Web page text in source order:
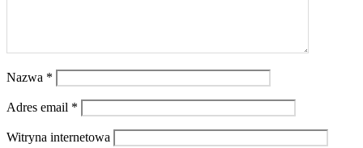
Nazwa *
Adres email *
Witryna internetowa